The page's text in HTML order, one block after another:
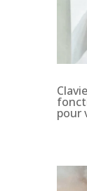
pour